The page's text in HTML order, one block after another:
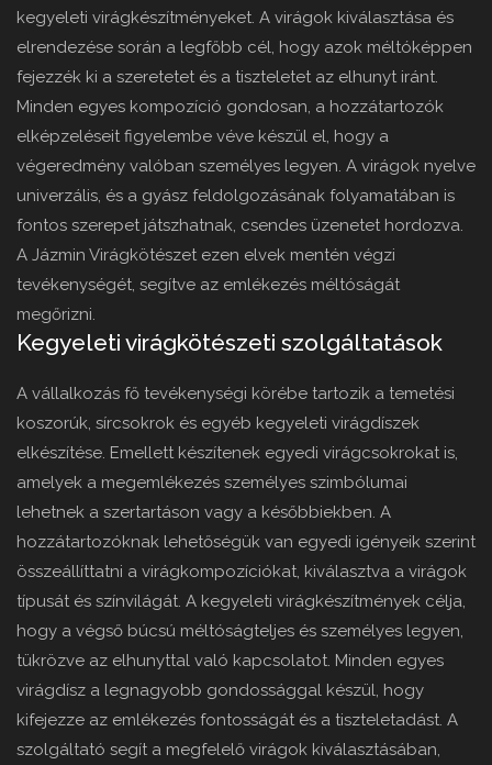
kegyeleti virágkészítményeket. A virágok kiválasztása és
elrendezése során a legfőbb cél, hogy azok méltóképpen
fejezzék ki a szeretetet és a tiszteletet az elhunyt iránt.
Minden egyes kompozíció gondosan, a hozzátartozók
elképzeléseit figyelembe véve készül el, hogy a
végeredmény valóban személyes legyen. A virágok nyelve
univerzális, és a gyász feldolgozásának folyamatában is
fontos szerepet játszhatnak, csendes üzenetet hordozva.
A Jázmin Virágkötészet ezen elvek mentén végzi
tevékenységét, segítve az emlékezés méltóságát
megőrizni.
Kegyeleti virágkötészeti szolgáltatások
A vállalkozás fő tevékenységi körébe tartozik a temetési
koszorúk, sírcsokrok és egyéb kegyeleti virágdíszek
elkészítése. Emellett készítenek egyedi virágcsokrokat is,
amelyek a megemlékezés személyes szimbólumai
lehetnek a szertartáson vagy a későbbiekben. A
hozzátartozóknak lehetőségük van egyedi igényeik szerint
összeállíttatni a virágkompozíciókat, kiválasztva a virágok
típusát és színvilágát. A kegyeleti virágkészítmények célja,
hogy a végső búcsú méltóságteljes és személyes legyen,
tükrözve az elhunyttal való kapcsolatot. Minden egyes
virágdísz a legnagyobb gondossággal készül, hogy
kifejezze az emlékezés fontosságát és a tiszteletadást. A
szolgáltató segít a megfelelő virágok kiválasztásában,